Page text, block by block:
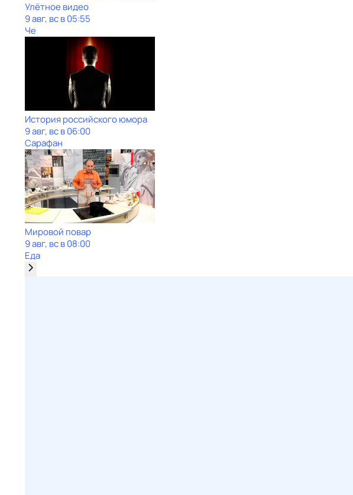
Улётное видео
9 авг, вс в 05:55
Че
История российского юмора
9 авг, вс в 06:00
Сарафан
Мировой повар
9 авг, вс в 08:00
Еда